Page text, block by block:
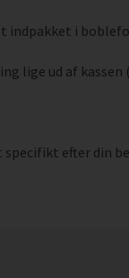
indpakket i
lige ud af
efter din